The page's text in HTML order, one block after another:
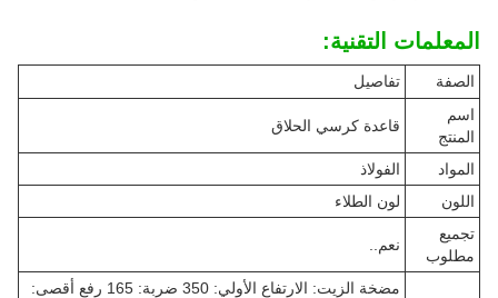
المعلمات التقنية:
الصفة
تفاصيل
اسم
المنتج
قاعدة كرسي الحلاق
المواد
الفولاذ
اللون
لون الطلاء
تجميع
مطلوب
نعم..
مضخة الزيت: الارتفاع الأولي: 350 ضربة: 165 رفع أقصى: